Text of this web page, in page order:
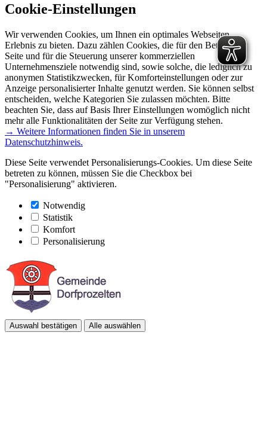
Cookie-Einstellungen
Wir verwenden Cookies, um Ihnen ein optimales Webseiten-
Erlebnis zu bieten. Dazu zählen Cookies, die für den Betrieb der
Seite und für die Steuerung unserer kommerziellen
Unternehmensziele notwendig sind, sowie solche, die lediglich zu
anonymen Statistikzwecken, für Komforteinstellungen oder zur
Anzeige personalisierter Inhalte genutzt werden. Sie können selbst
entscheiden, welche Kategorien Sie zulassen möchten. Bitte
beachten Sie, dass auf Basis Ihrer Einstellungen womöglich nicht
mehr alle Funktionalitäten der Seite zur Verfügung stehen.
→ Weitere Informationen finden Sie in unserem
Datenschutzhinweis.
Diese Seite verwendet Personalisierungs-Cookies. Um diese Seite
betreten zu können, müssen Sie die Checkbox bei
"Personalisierung" aktivieren.
Notwendig
Statistik
Komfort
Personalisierung
Auswahl bestätigen Alle auswählen